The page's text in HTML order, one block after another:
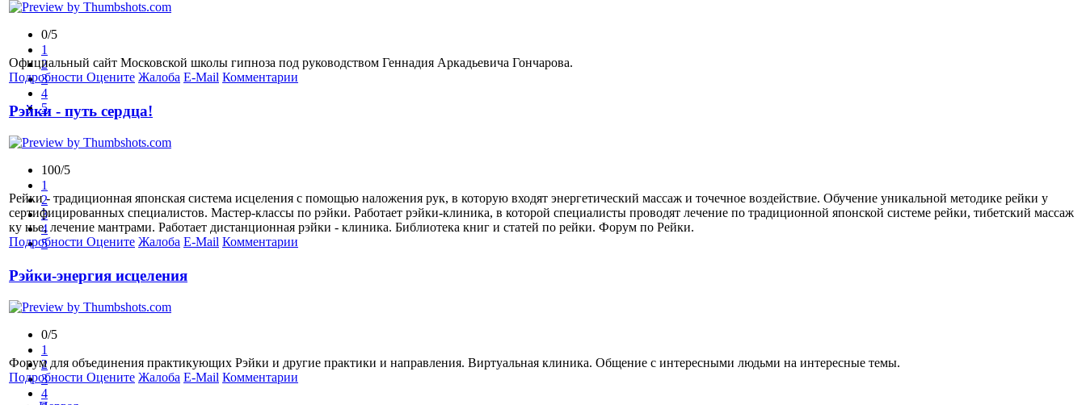
0/5
1
2
3
4
5
Официальный сайт Московской школы гипноза под руководством Геннадия Аркадьевича Гончарова.
Подробности Оцените Жалоба E-Mail Комментарии
Рэйки - путь сердца!
100/5
1
2
3
4
5
Рейки - традиционная японская система исцеления с помощью наложения рук, в которую входят энергетический массаж и точечное воздействие. Обучение уникальной методике рейки у
сертифицированных специалистов. Мастер-классы по рэйки. Работает рэйки-клиника, в которой специалисты проводят лечение по традиционной японской системе рейки, тибетский массаж
ку нье, лечение мантрами. Работает дистанционная рэйки - клиника. Библиотека книг и статей по рейки. Форум по Рейки.
Подробности Оцените Жалоба E-Mail Комментарии
Рэйки-энергия исцеления
0/5
1
2
3
4
Форум для объединения практикующих Рэйки и другие практики и направления. Виртуальная клиника. Общение с интересными людьми на интересные темы.
Подробности Оцените Жалоба E-Mail Комментарии